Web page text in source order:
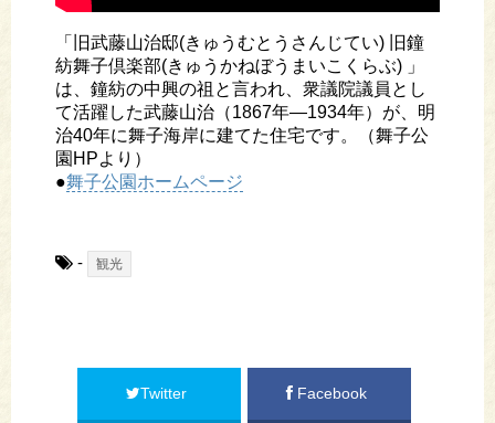
「旧武藤山治邸(きゅうむとうさんじてい) 旧鐘
紡舞子倶楽部(きゅうかねぼうまいこくらぶ) 」
は、鐘紡の中興の祖と言われ、衆議院議員とし
て活躍した武藤山治（1867年―1934年）が、明
治40年に舞子海岸に建てた住宅です。（舞子公
園HPより）
●舞子公園ホームページ
- 観光
Twitter Facebook